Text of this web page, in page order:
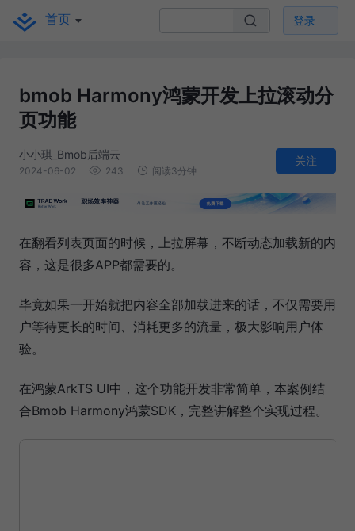
首页 登录
bmob Harmony鸿蒙开发上拉滚动分
页功能
小小琪_Bmob后端云
2024-06-02 243 阅读3分钟
关注
在翻看列表页面的时候，上拉屏幕，不断动态加载新的内
容，这是很多APP都需要的。
毕竟如果一开始就把内容全部加载进来的话，不仅需要用
户等待更长的时间、消耗更多的流量，极大影响用户体
验。
在鸿蒙ArkTS UI中，这个功能开发非常简单，本案例结
合Bmob Harmony鸿蒙SDK，完整讲解整个实现过程。